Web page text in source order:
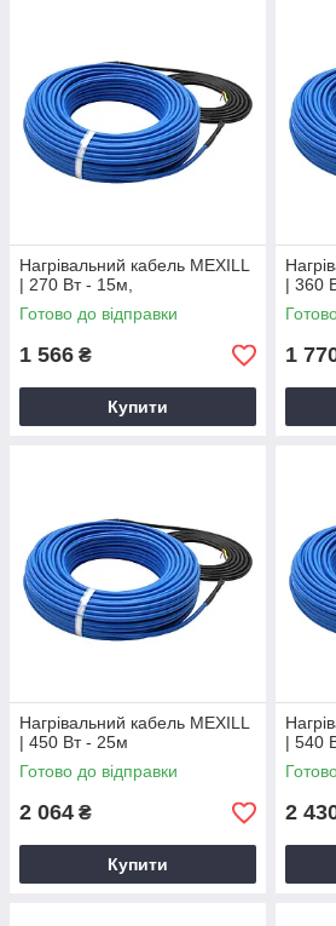
Нагрівальний кабель MEXILL
| 270 Вт - 15м,
Готово до відправки
1 566 ₴
Купити
| 360
1
Нагрівальний кабель MEXILL
| 450 Вт - 25м
Готово до відправки
2 064 ₴
Купити
| 540
2